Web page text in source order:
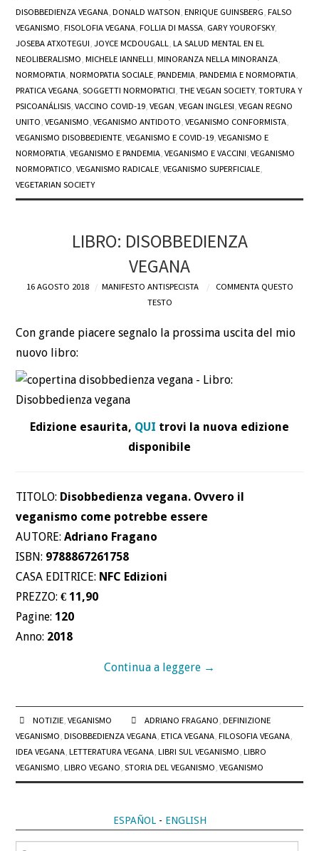
DISOBBEDIENZA VEGANA,DONALD WATSON,ENRIQUE GUINSBERG,FALSO
VEGANISMO,FISOLOFIA VEGANA,FOLLIA DI MASSA, GARY YOUROFSKY,
JOSEBA ATXOTEGUI,JOYCE MCDOUGALL,LA SALUD MENTAL EN EL
NEOLIBERALISMO,MICHELE IANNELLI,MINORANZA NELLA MINORANZA,
NORMOPATIA,NORMOPATIA SOCIALE,PANDEMIA,PANDEMIA E NORMOPATIA,
PRATICA VEGANA,SOGGETTI NORMOPATICI,THE VEGAN SOCIETY,TORTURA Y
PSICOANÁLISIS,VACCINO COVID-19,VEGAN,VEGAN INGLESI,VEGAN REGNO
UNITO,VEGANISMO,VEGANISMO ANTIDOTO,VEGANISMO CONFORMISTA,
VEGANISMO DISOBBEDIENTE,VEGANISMO E COVID-19,VEGANISMO E
NORMOPATIA,VEGANISMO E PANDEMIA,VEGANISMO E VACCINI,VEGANISMO
NORMOPATICO,VEGANISMO RADICALE,VEGANISMO SUPERFICIALE,
VEGETARIAN SOCIETY
LIBRO: DISOBBEDIENZA
VEGANA
16 AGOSTO 2018 MANIFESTO ANTISPECISTA
COMMENTA QUESTO
TESTO
Con grande piacere segnalo la prossima uscita del mio
nuovo libro:
Edizione esaurita, QUI trovi la nuova edizione
disponibile
TITOLO: Disobbedienza vegana. Ovvero il
veganismo come potrebbe essere
AUTORE:Adriano Fragano
ISBN: 9788867261758
CASA EDITRICE: NFC Edizioni
PREZZO:€ 11,90
Pagine: 120
Anno: 2018
Continua a leggere →
NOTIZIE, VEGANISMO ADRIANO FRAGANO DEFINIZIONE
VEGANISMO ,DISOBBEDIENZA VEGANA ,ETICA VEGANA ,FILOSOFIA VEGANA
IDEA VEGANA ,LETTERATURA VEGANA ,LIBRI SUL VEGANISMO ,LIBRO
VEGANISMO ,LIBRO VEGANO ,STORIA DEL VEGANISMO ,VEGANISMO
ESPAÑOL- ENGLISH